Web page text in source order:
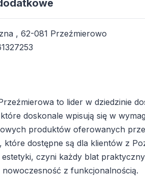
, 62-081 Przeźmierowo
to lider w dziedzinie
doskonale wpisują się w
produktów oferowanych
które dostępne są dla klientów z
czyni każdy blat
nowoczesność z funkcjonalnością.